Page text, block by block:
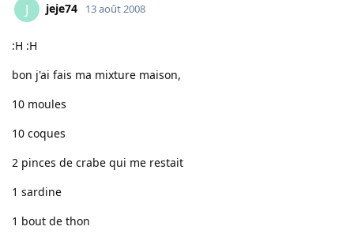
J jeje74 13 août 2008
:H :H
bon j'ai fais ma mixture maison,
10 moules
10 coques
2 pinces de crabe qui me restait
1 sardine
1 bout de thon